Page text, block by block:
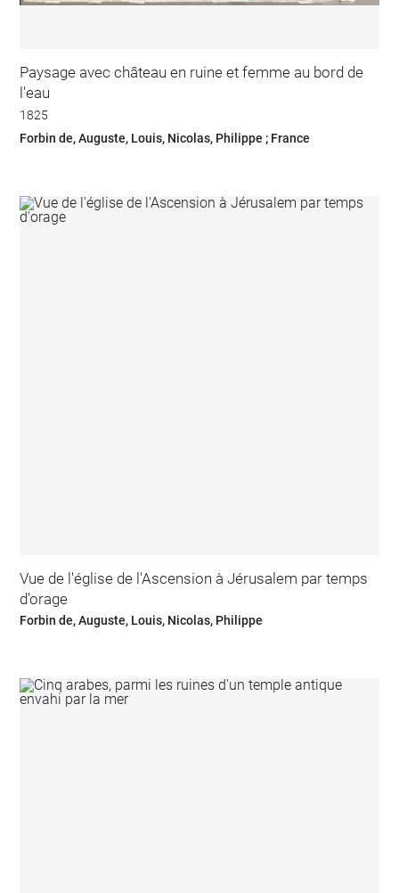
Paysage avec château en ruine et femme au bord de
l'eau
1825
Forbin de, Auguste, Louis, Nicolas, Philippe ; France
Vue de l'église de l'Ascension à Jérusalem par temps
d'orage
Forbin de, Auguste, Louis, Nicolas, Philippe